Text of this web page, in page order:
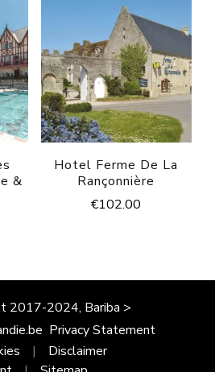
&
Hotel Ferme De La
Rançonnière
€102.00
2017-2024, Bariba >
Privacy Statement
Disclaimer